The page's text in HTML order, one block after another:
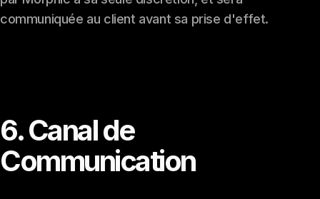
communiquée au client avant sa prise d'effet.
6. Canal de
Communication